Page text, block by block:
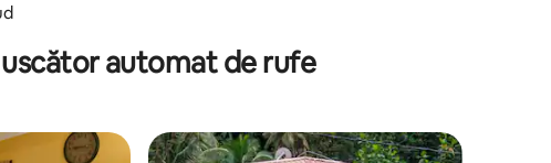
uscător automat de rufe